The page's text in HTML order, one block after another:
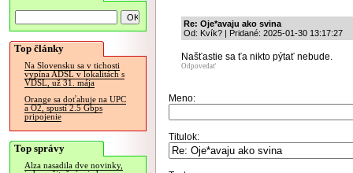
Top články
Na Slovensku sa v tichosti
vypína ADSL v lokalitách s
VDSL, už 31. mája
Orange sa doťahuje na UPC
a O2, spustí 2.5 Gbps
pripojenie
Top správy
Alza nasadila dve novinky,
Re: Oje*avaju ako svina
Od: Kvík? | Pridané: 2025-01-30 13:17:27
Našťastie sa ťa nikto pýtať nebude.
Odpovedať
Meno:
Titulok: